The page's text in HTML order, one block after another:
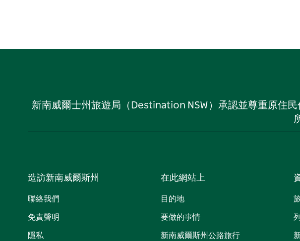
新南威爾士州旅遊局（Destination NSW）承認並尊重原住
造訪新南威爾斯州
聯絡我們
免責聲明
隱私
在此網站上
目的地
要做的事情
新南威爾斯州公路旅行